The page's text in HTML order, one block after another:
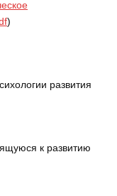
)
развития
к развитию